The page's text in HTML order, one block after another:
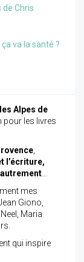
de Chris
va la santé ?
Alpes de
pour les livres
l’écriture,
mes
Giono,
Maria
qui inspire